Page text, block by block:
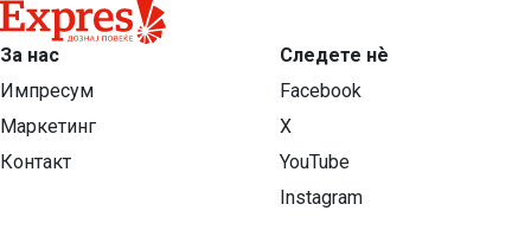
За нас
Импресум
Маркетинг
Контакт
Следете нѐ
Facebook
X
YouTube
Instagram